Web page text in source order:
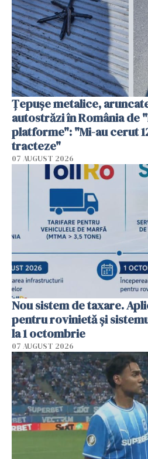
Țepușe metalice,
autostrăzi în România de
platforme": "Mi-au cerut
tracteze"
07 AUGUST 2026
Nou sistem de taxare.
pentru rovinietă şi
la 1 octombrie
07 AUGUST 2026